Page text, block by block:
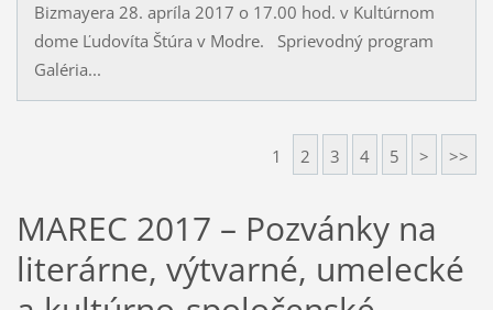
Bizmayera 28. apríla 2017 o 17.00 hod. v Kultúrnom
dome Ľudovíta Štúra v Modre. Sprievodný program
Galéria...
1 2 3 4 5 > >>
MAREC 2017 – Pozvánky na
literárne, výtvarné, umelecké